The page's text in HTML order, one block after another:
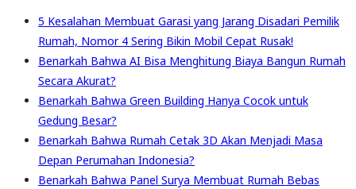
5 Kesalahan Membuat Garasi yang Jarang Disadari Pemilik
Rumah, Nomor 4 Sering Bikin Mobil Cepat Rusak!
Benarkah Bahwa AI Bisa Menghitung Biaya Bangun Rumah
Secara Akurat?
Benarkah Bahwa Green Building Hanya Cocok untuk
Gedung Besar?
Benarkah Bahwa Rumah Cetak 3D Akan Menjadi Masa
Depan Perumahan Indonesia?
Benarkah Bahwa Panel Surya Membuat Rumah Bebas